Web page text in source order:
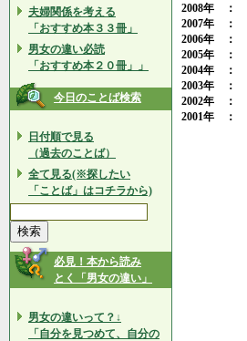
夫婦関係を考える
「おすすめ本３３冊」
男女の違い必読
「おすすめ本２０冊」」
今日のことば検索
日付順で見る
（過去のことば）
全て見る(※探したい
「ことば」はコチラから)
必見！本から読み
とく「男女の違い」
男女の違いって？↓
「自分を見つめて、自分の
2008年 ：
2007年 ：
2006年 ：
2005年 ：
2004年 ：
2003年 ：
2002年 ：
2001年 ：